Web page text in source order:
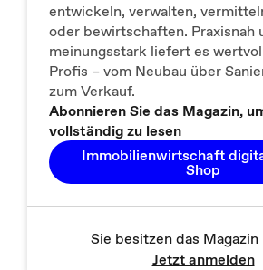
entwickeln, verwalten,
oder bewirtschaften. Praxisnah
meinungsstark liefert es
Profis – vom Neubau über
zum Verkauf.
Abonnieren Sie das Magazin,
vollständig zu lesen
Immobilienwirtschaft
Shop
Sie besitzen das
Jetzt anmelden